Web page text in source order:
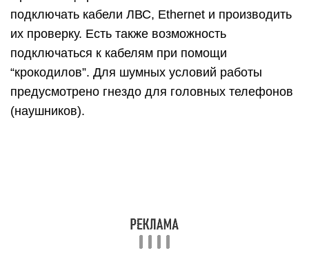
подключать кабели ЛВС, Ethernet и производить
их проверку. Есть также возможность
подключаться к кабелям при помощи
“крокодилов”. Для шумных условий работы
предусмотрено гнездо для головных телефонов
(наушников).